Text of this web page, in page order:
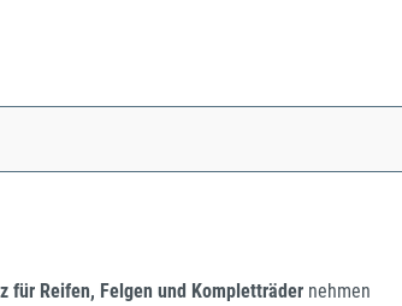
für Reifen, Felgen und Kompletträder nehmen